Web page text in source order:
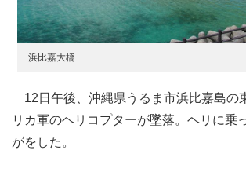
浜比嘉大橋
12日午後、沖縄県うるま市浜比嘉島の
リカ軍のヘリコプターが墜落。ヘリに乗
がをした。